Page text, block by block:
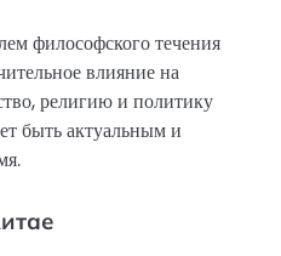
философского течения
влияние на
религию и политику
быть актуальным и